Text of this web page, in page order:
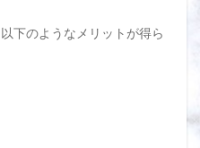
下のようなメリットが得ら